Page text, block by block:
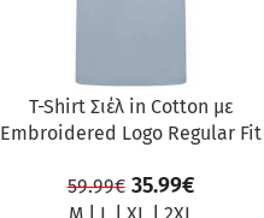
T-Shirt Σιέλ in Cotton με
Embroidered Logo Regular Fit
59.99€ 35.99€